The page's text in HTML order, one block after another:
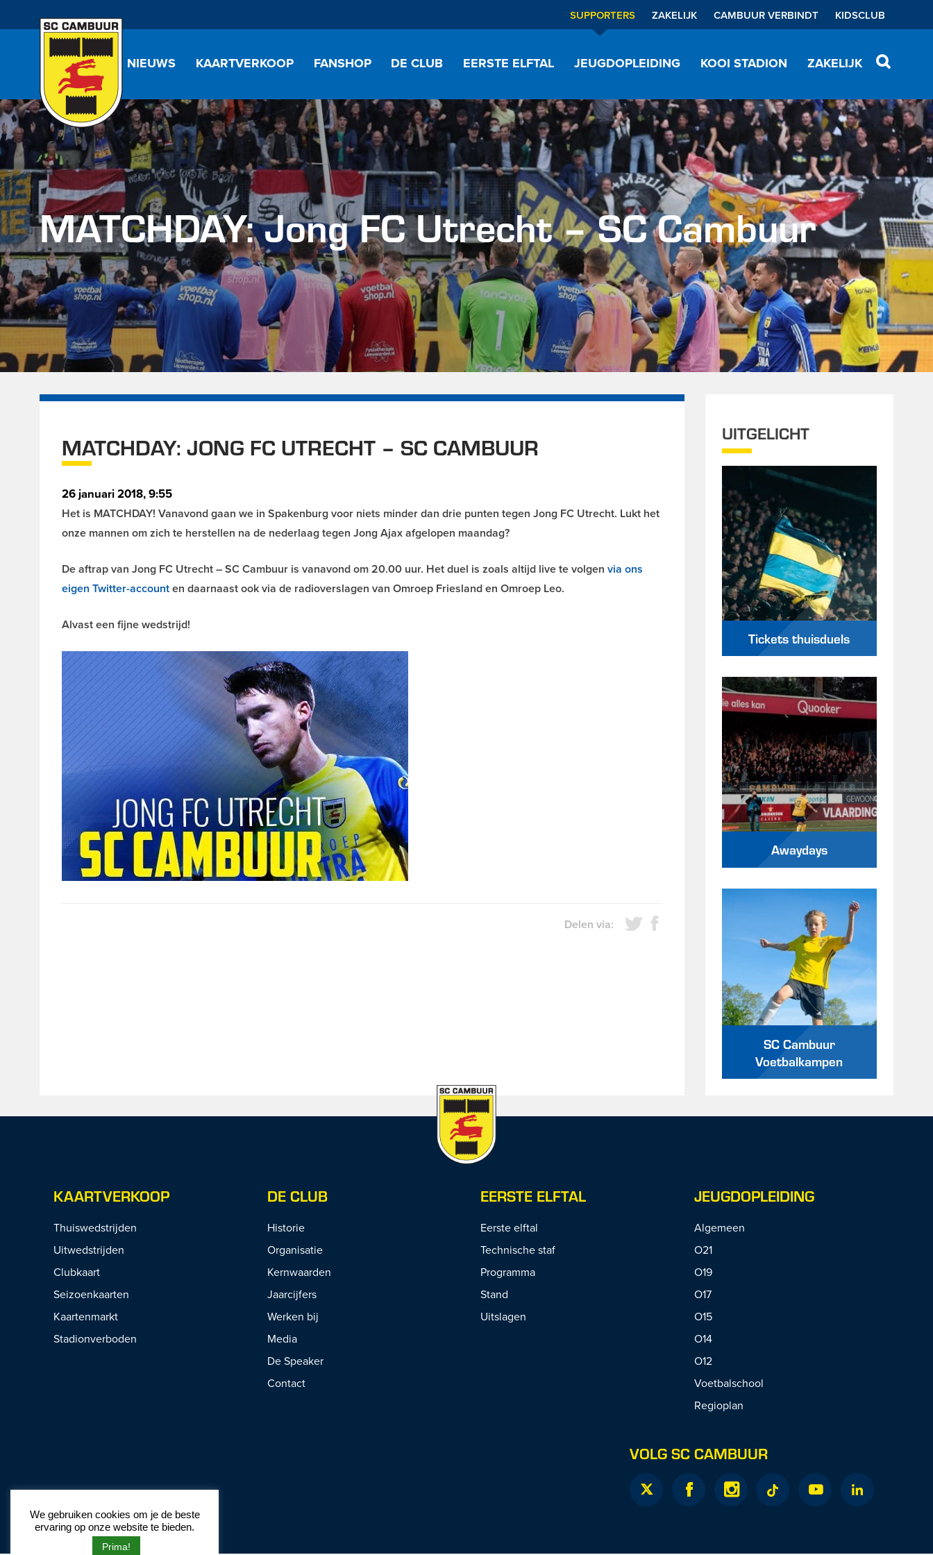
SUPPORTERS ZAKELIJK CAMBUUR VERBINDT KIDSCLUB
NIEUWS KAARTVERKOOP FANSHOP DE CLUB EERSTE ELFTAL JEUGDOPLEIDING KOOI STADION ZAKELIJK
MATCHDAY: Jong FC Utrecht – SC Cambuur
MATCHDAY: JONG FC UTRECHT – SC CAMBUUR
26 januari 2018, 9:55
Het is MATCHDAY! Vanavond gaan we in Spakenburg voor niets minder dan drie punten tegen Jong FC Utrecht. Lukt het
onze mannen om zich te herstellen na de nederlaag tegen Jong Ajax afgelopen maandag?
De aftrap van Jong FC Utrecht – SC Cambuur is vanavond om 20.00 uur. Het duel is zoals altijd live te volgen via ons
eigen Twitter-accounten daarnaast ook via de radioverslagen van Omroep Friesland en Omroep Leo.
Alvast een fijne wedstrijd!
Delen via:
UITGELICHT
Tickets thuisduels
Awaydays
SC Cambuur
Voetbalkampen
KAARTVERKOOP
Thuiswedstrijden
Uitwedstrijden
Clubkaart
Seizoenkaarten
Kaartenmarkt
Stadionverboden
DE CLUB
Historie
Organisatie
Kernwaarden
Jaarcijfers
Werken bij
Media
De Speaker
Contact
EERSTE ELFTAL
Eerste elftal
Technische staf
Programma
Stand
Uitslagen
JEUGDOPLEIDING
Algemeen
O21
O19
O17
O15
O14
O12
Voetbalschool
Regioplan
VOLG SC CAMBUUR
We gebruiken cookies om je de beste
ervaring op onze website te bieden.
Prima!